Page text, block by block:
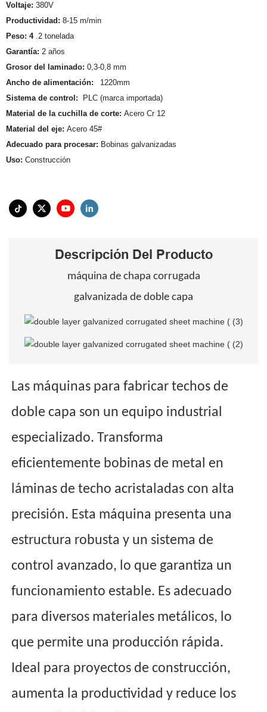
Voltaje: 380V
Productividad: 8-15 m/min
Peso: 4 .2 tonelada
Garantía: 2 años
Grosor del laminado: 0,3-0,8 mm
Ancho de alimentación:
1220mm
Sistema de control:
PLC (marca importada)
Material de la cuchilla de corte: Acero Cr 12
Material del eje: Acero 45#
Adecuado para procesar: Bobinas galvanizadas
Uso: Construcción
Descripción Del Producto
máquina de chapa corrugada
galvanizada de doble capa
Las máquinas para fabricar techos de
doble capa son un equipo industrial
especializado. Transforma
eficientemente bobinas de metal en
láminas de techo acristaladas con alta
precisión. Esta máquina presenta una
estructura robusta y un sistema de
control avanzado, lo que garantiza un
funcionamiento estable. Es adecuado
para diversos materiales metálicos, lo
que permite una producción rápida.
Ideal para proyectos de construcción,
aumenta la productividad y reduce los